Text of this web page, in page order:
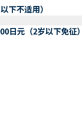
下不适用）
日元（2岁以下免